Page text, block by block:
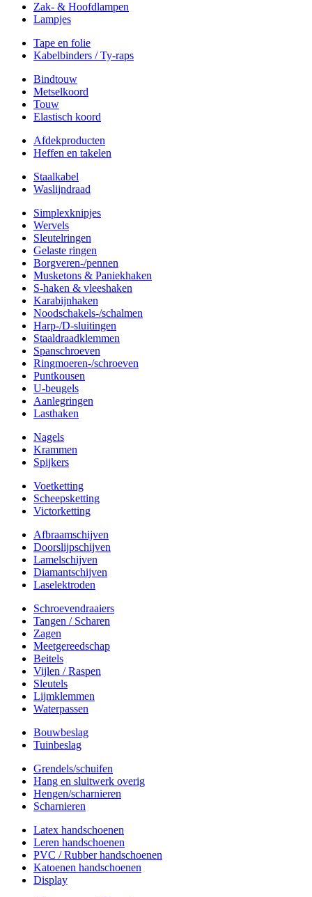
Zak- & Hoofdlampen
Lampjes
Tape en folie
Kabelbinders / Ty-raps
Bindtouw
Metselkoord
Touw
Elastisch koord
Afdekproducten
Heffen en takelen
Staalkabel
Waslijndraad
Simplexknipjes
Wervels
Sleutelringen
Gelaste ringen
Borgveren-/pennen
Musketons & Paniekhaken
S-haken & vleeshaken
Karabijnhaken
Noodschakels-/schalmen
Harp-/D-sluitingen
Staaldraadklemmen
Spanschroeven
Ringmoeren-/schroeven
Puntkousen
U-beugels
Aanlegringen
Lasthaken
Nagels
Krammen
Spijkers
Voetketting
Scheepsketting
Victorketting
Afbraamschijven
Doorslijpschijven
Lamelschijven
Diamantschijven
Laselektroden
Schroevendraaiers
Tangen / Scharen
Zagen
Meetgereedschap
Beitels
Vijlen / Raspen
Sleutels
Lijmklemmen
Waterpassen
Bouwbeslag
Tuinbeslag
Grendels/schuifen
Hang en sluitwerk overig
Hengen/scharnieren
Scharnieren
Latex handschoenen
Leren handschoenen
PVC / Rubber handschoenen
Katoenen handschoenen
Display